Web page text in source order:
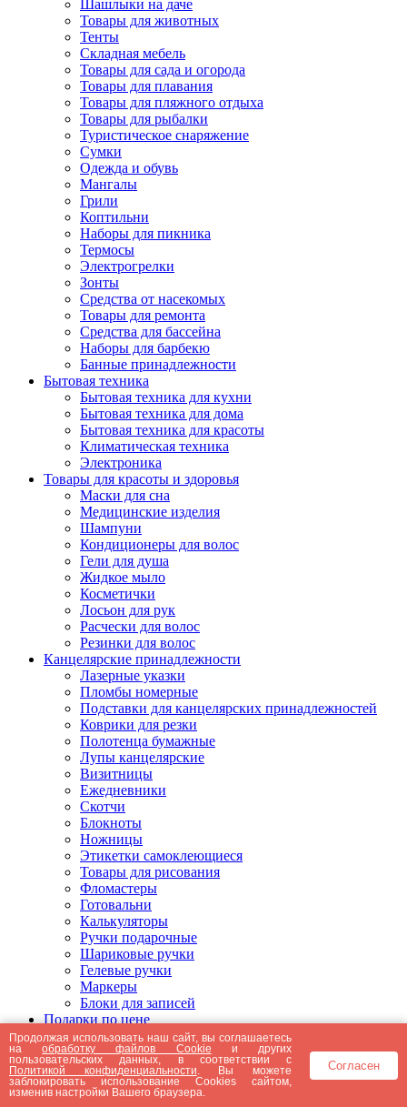
Шашлыки на даче
Товары для животных
Тенты
Складная мебель
Товары для сада и огорода
Товары для плавания
Товары для пляжного отдыха
Товары для рыбалки
Туристическое снаряжение
Сумки
Одежда и обувь
Мангалы
Грили
Коптильни
Наборы для пикника
Термосы
Электрогрелки
Зонты
Средства от насекомых
Товары для ремонта
Средства для бассейна
Наборы для барбекю
Банные принадлежности
Бытовая техника
Бытовая техника для кухни
Бытовая техника для дома
Бытовая техника для красоты
Климатическая техника
Электроника
Товары для красоты и здоровья
Маски для сна
Медицинские изделия
Шампуни
Кондиционеры для волос
Гели для душа
Жидкое мыло
Косметички
Лосьон для рук
Расчески для волос
Резинки для волос
Канцелярские принадлежности
Лазерные указки
Пломбы номерные
Подставки для канцелярских принадлежностей
Коврики для резки
Полотенца бумажные
Лупы канцелярские
Визитницы
Ежедневники
Скотчи
Блокноты
Ножницы
Этикетки самоклеющиеся
Товары для рисования
Фломастеры
Готовальни
Калькуляторы
Ручки подарочные
Шариковые ручки
Гелевые ручки
Маркеры
Блоки для записей
Подарки по цене
Подарки от 5000 рублей
Подарки до 5000 рублей
Подарки до 3000 рублей
Подарки до 2000 рублей
Подарки до 1000 рублей
Продолжая использовать наш сайт, вы соглашаетесь
наобработку файлов Cookie и других
пользовательских данных, в соответствии с
Политикой конфиденциальности . Вы можете
заблокировать использование Cookies сайтом,
изменив настройки Вашего браузера.
Согласен